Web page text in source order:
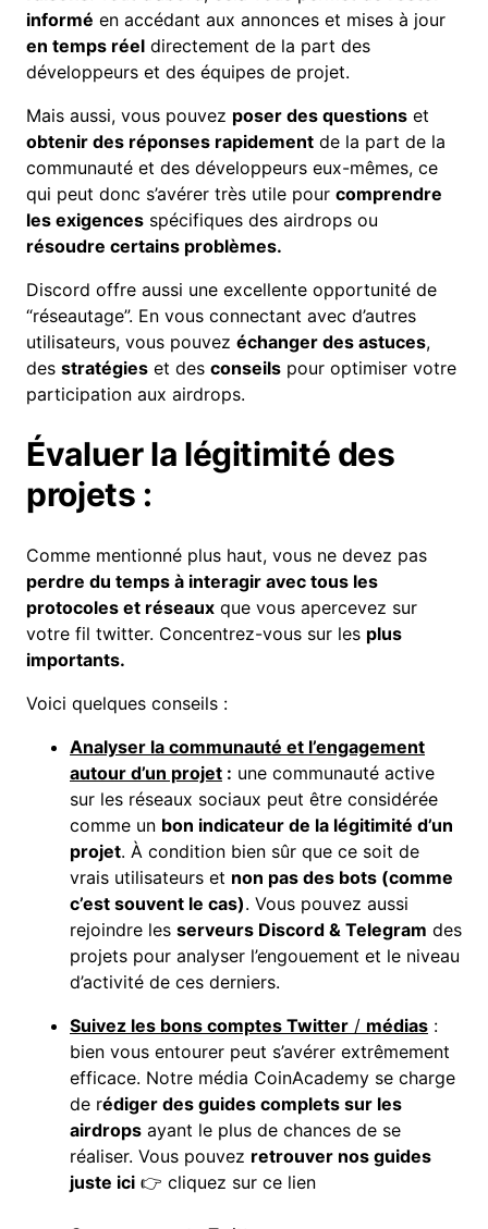
informé en accédant aux annonces et mises à jour
en temps réel directement de la part des
développeurs et des équipes de projet.
Mais aussi, vous pouvez poser des questions et
obtenir des réponses rapidement de la part de la
communauté et des développeurs eux-mêmes, ce
qui peut donc s’avérer très utile pour comprendre
les exigences spécifiques des airdrops ou
résoudre certains problèmes.
Discord offre aussi une excellente opportunité de
“réseautage”. En vous connectant avec d’autres
utilisateurs, vous pouvez échanger des astuces,
des stratégies et des conseils pour optimiser votre
participation aux airdrops.
Évaluer la légitimité des
projets :
Comme mentionné plus haut, vous ne devez pas
perdre du temps à interagir avec tous les
protocoles et réseaux que vous apercevez sur
votre fil twitter. Concentrez-vous sur les plus
importants.
Voici quelques conseils :
Analyser la communauté et l’engagement
autour d’un projet : une communauté active
sur les réseaux sociaux peut être considérée
comme un bon indicateur de la légitimité d’un
projet. À condition bien sûr que ce soit de
vrais utilisateurs et non pas des bots (comme
c’est souvent le cas). Vous pouvez aussi
rejoindre les serveurs Discord & Telegram des
projets pour analyser l’engouement et le niveau
d’activité de ces derniers.
Suivez les bons comptes Twitter / médias :
bien vous entourer peut s’avérer extrêmement
efficace. Notre média CoinAcademy se charge
de rédiger des guides complets sur les
airdrops ayant le plus de chances de se
réaliser. Vous pouvez retrouver nos guides
juste ici 👉 cliquez sur ce lien